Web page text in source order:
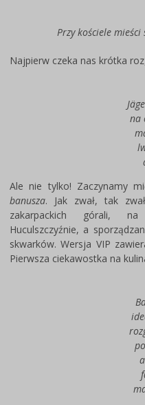
Przy kościele
Najpierw czeka nas krótka
na
Ale nie tylko! Zaczynamy
banusza. Jak zwał, tak
zakarpackich górali,
Huculszczyźnie, a
skwarków. Wersja VIP
Pierwsza ciekawostka na